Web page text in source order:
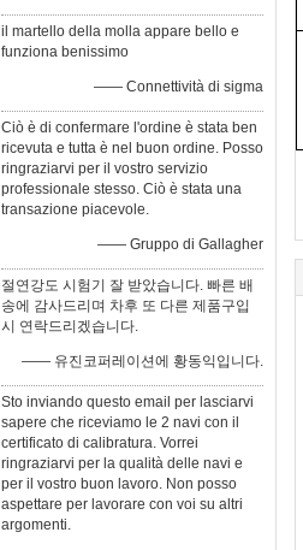
il martello della molla appare bello e
funziona benissimo
—— Connettività di sigma
Ciò è di confermare l'ordine è stata ben
ricevuta e tutta è nel buon ordine. Posso
ringraziarvi per il vostro servizio
professionale stesso. Ciò è stata una
transazione piacevole.
—— Gruppo di Gallagher
절연강도 시험기 잘 받았습니다. 빠른 배
송에 감사드리며 차후 또 다른 제품구입
시 연락드리겠습니다.
—— 유진코퍼레이션에 황동익입니다.
Sto inviando questo email per lasciarvi
sapere che riceviamo le 2 navi con il
certificato di calibratura. Vorrei
ringraziarvi per la qualità delle navi e
per il vostro buon lavoro. Non posso
aspettare per lavorare con voi su altri
argomenti.